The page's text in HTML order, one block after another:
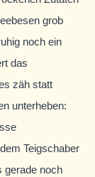
grob
noch ein
das
zäh statt
unterheben:
Teigschaber
gerade noch